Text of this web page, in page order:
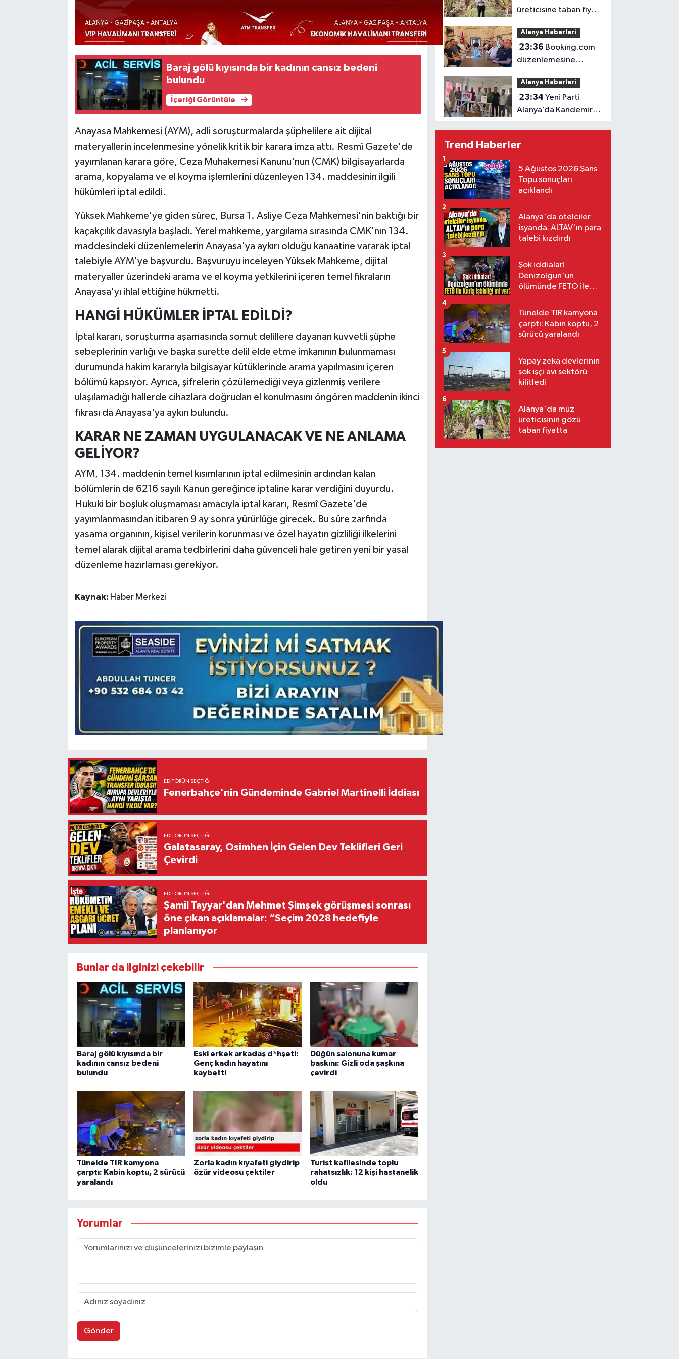
Baraj gölü kıyısında bir kadının cansız bedeni
bulundu
İçeriği Görüntüle
Anayasa Mahkemesi (AYM), adli soruşturmalarda şüphelilere ait dijital
materyallerin incelenmesine yönelik kritik bir karara imza attı. Resmî Gazete'de
yayımlanan karara göre, Ceza Muhakemesi Kanunu'nun (CMK) bilgisayarlarda
arama, kopyalama ve el koyma işlemlerini düzenleyen 134. maddesinin ilgili
hükümleri iptal edildi.
Yüksek Mahkeme'ye giden süreç, Bursa 1. Asliye Ceza Mahkemesi'nin baktığı bir
kaçakçılık davasıyla başladı. Yerel mahkeme, yargılama sırasında CMK'nın 134.
maddesindeki düzenlemelerin Anayasa'ya aykırı olduğu kanaatine vararak iptal
talebiyle AYM'ye başvurdu. Başvuruyu inceleyen Yüksek Mahkeme, dijital
materyaller üzerindeki arama ve el koyma yetkilerini içeren temel fıkraların
Anayasa'yı ihlal ettiğine hükmetti.
HANGİ HÜKÜMLER İPTAL EDİLDİ?
İptal kararı, soruşturma aşamasında somut delillere dayanan kuvvetli şüphe
sebeplerinin varlığı ve başka surette delil elde etme imkanının bulunmaması
durumunda hakim kararıyla bilgisayar kütüklerinde arama yapılmasını içeren
bölümü kapsıyor. Ayrıca, şifrelerin çözülemediği veya gizlenmiş verilere
ulaşılamadığı hallerde cihazlara doğrudan el konulmasını öngören maddenin ikinci
fıkrası da Anayasa'ya aykırı bulundu.
KARAR NE ZAMAN UYGULANACAK VE NE ANLAMA
GELİYOR?
AYM, 134. maddenin temel kısımlarının iptal edilmesinin ardından kalan
bölümlerin de 6216 sayılı Kanun gereğince iptaline karar verdiğini duyurdu.
Hukuki bir boşluk oluşmaması amacıyla iptal kararı, Resmî Gazete'de
yayımlanmasından itibaren 9 ay sonra yürürlüğe girecek. Bu süre zarfında
yasama organının, kişisel verilerin korunması ve özel hayatın gizliliği ilkelerini
temel alarak dijital arama tedbirlerini daha güvenceli hale getiren yeni bir yasal
düzenleme hazırlaması gerekiyor.
Kaynak: Haber Merkezi
EDITÖRÜN SEÇTIĞI
Fenerbahçe'nin Gündeminde Gabriel Martinelli İddiası
EDITÖRÜN SEÇTIĞI
Galatasaray, Osimhen İçin Gelen Dev Teklifleri Geri
Çevirdi
EDITÖRÜN SEÇTIĞI
Şamil Tayyar'dan Mehmet Şimşek görüşmesi sonrası
öne çıkan açıklamalar: “Seçim 2028 hedefiyle
planlanıyor
Bunlar da ilginizi çekebilir
Baraj gölü kıyısında bir
kadının cansız bedeni
bulundu
Eski erkek arkadaş d*hşeti:
Genç kadın hayatını
kaybetti
Düğün salonuna kumar
baskını: Gizli oda şaşkına
çevirdi
Tünelde TIR kamyona
çarptı: Kabin koptu, 2 sürücü
yaralandı
Zorla kadın kıyafeti giydirip
özür videosu çektiler
Turist kafilesinde toplu
rahatsızlık: 12 kişi hastanelik
oldu
Yorumlar
Gönder
üreticisine taban fiyat
müjdesi
Alanya Haberleri
23:36
düzenlemesine
ALTİD’den destek
Alanya Haberleri
23:34 Yeni Parti
Alanya’da Kandemir’le
yola çıktı
Trend Haberler
5 Ağustos 2026 Şans
Topu sonuçları
açıklandı
1
Alanya'da otelciler
isyanda. ALTAV'ın para
talebi kızdırdı
2
Şok iddialar!
Denizolgun'un
ölümünde FETÖ ile
3
Tünelde TIR kamyona
çarptı: Kabin koptu, 2
sürücü yaralandı
4
Yapay zeka devlerinin
şok işçi avı sektörü
kilitledi
5
Alanya'da muz
üreticisinin gözü
taban fiyatta
6